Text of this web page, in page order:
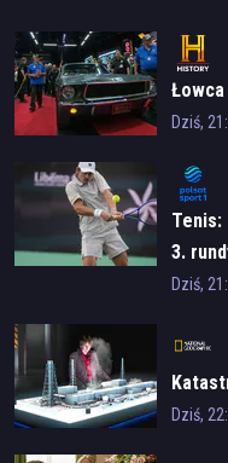
Dziś,
Tenis:
3.
Norrie
Dziś,
Dziś,